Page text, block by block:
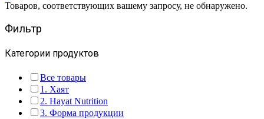
Товаров, соответствующих вашему запросу, не обнаружено.
Фильтр
Категории продуктов
Все товары
1. Хаят
2. Hayat Nutrition
3. Форма продукции